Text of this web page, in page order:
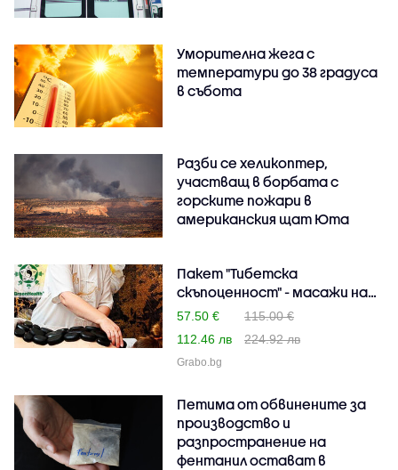
Уморителна жега с
температури до 38 градуса
в събота
Разби се хеликоптер,
участващ в борбата с
горските пожари в
американския щат Юта
Пакет "Тибетска
скъпоценност" - масажи на
ця..
57.50 €
115.00 €
112.46 лв
224.92 лв
Grabo.bg
Петима от обвинените за
производство и
разпространение на
фентанил остават в